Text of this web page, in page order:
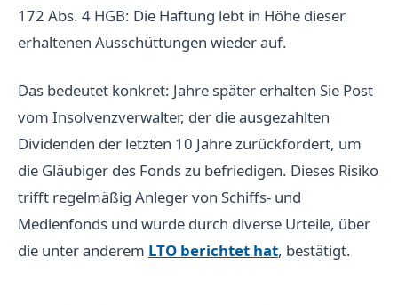
172 Abs. 4 HGB: Die Haftung lebt in Höhe dieser
erhaltenen Ausschüttungen wieder auf.
Das bedeutet konkret: Jahre später erhalten Sie Post
vom Insolvenzverwalter, der die ausgezahlten
Dividenden der letzten 10 Jahre zurückfordert, um
die Gläubiger des Fonds zu befriedigen. Dieses Risiko
trifft regelmäßig Anleger von Schiffs- und
Medienfonds und wurde durch diverse Urteile, über
die unter anderem LTO berichtet hat, bestätigt.